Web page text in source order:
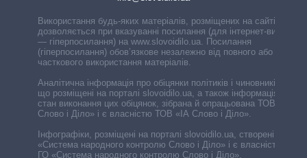
Використання будь-яких матеріалів, розміщених на сайті,
дозволяється при вказуванні посилання (для інтернет-видань
— гіперпосилання) на www.slovoidilo.ua. Посилання
(гіперпосилання) обов’язкове незалежно від повного або
часткового використання матеріалів.
Аналітична інформація про обіцянки політиків і чиновників,
що розміщені на порталі slovoidilo.ua, а також інформація про
стан виконання цих обіцянок, зібрана й опрацьована ТОВ «ІА
Слово і Діло» і є власністю ТОВ «ІА Слово і Діло».
Інфографіки, розміщені на порталі slovoidilo.ua, створені ГО
«Система народного контролю Слово і Діло» і є власністю
ГО «Система народного контролю Слово і Діло».